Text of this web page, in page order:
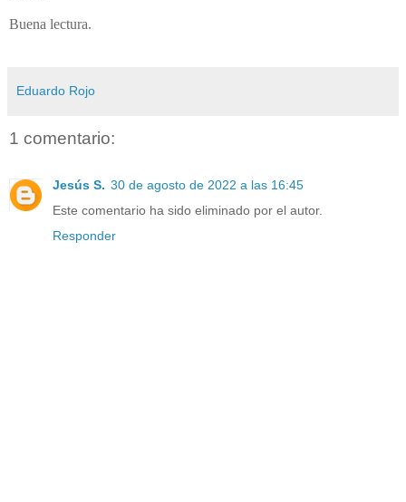
Buena lectura.
Eduardo Rojo
1 comentario:
Jesús S. 30 de agosto de 2022 a las 16:45
Este comentario ha sido eliminado por el autor.
Responder